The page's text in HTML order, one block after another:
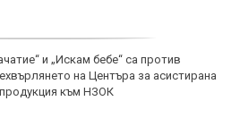
и „Искам бебе“ са против
на Центъра за асистирана
към НЗОК